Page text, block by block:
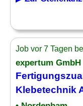
Job vor 7 Tagen
expertum GmbH
Klebetechnik